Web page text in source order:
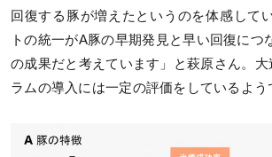
回復する豚が増えたというのを体感して
トの統一がA豚の早期発見と早い回復につ
の成果だと考えています」と萩原さん。
ラムの導入には一定の評価をしているよう